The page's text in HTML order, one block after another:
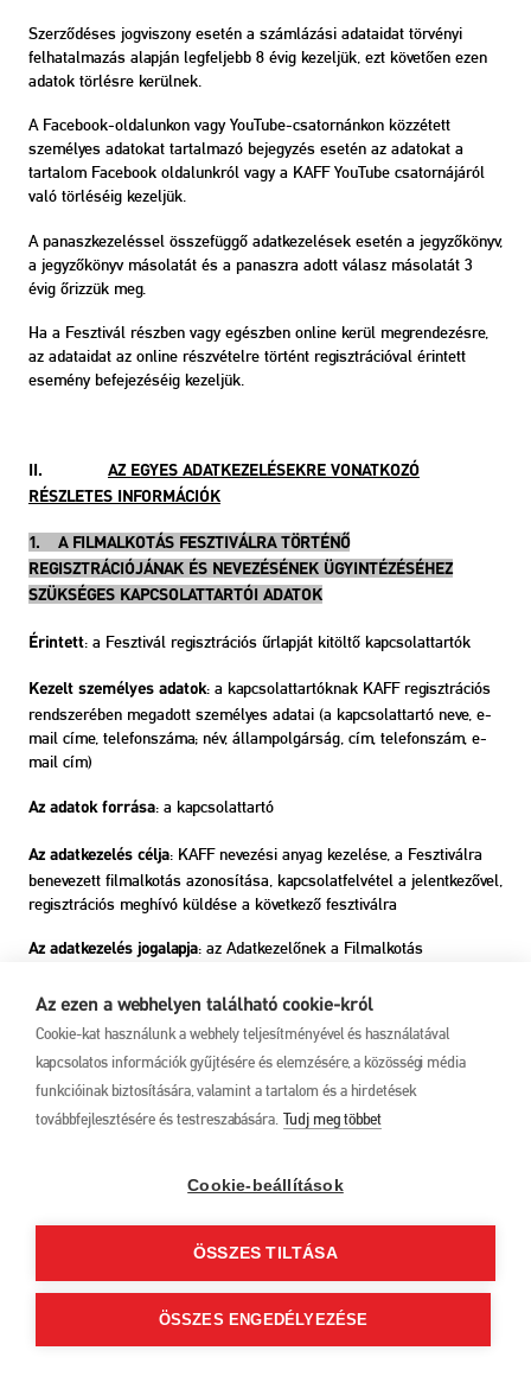
Az ezen a webhelyen található cookie-król
Cookie-kat használunk a webhely teljesítményével és használatával
kapcsolatos információk gyűjtésére és elemzésére, a közösségi média
funkcióinak biztosítására, valamint a tartalom és a hirdetések
továbbfejlesztésére és testreszabására. Tudj meg többet
Cookie-beállítások
ÖSSZES TILTÁSA
ÖSSZES ENGEDÉLYEZÉSE
Szerződéses jogviszony esetén a számlázási adataidat törvényi
felhatalmazás alapján legfeljebb 8 évig kezeljük, ezt követően ezen
adatok törlésre kerülnek.
A Facebook-oldalunkon vagy YouTube-csatornánkon közzétett
személyes adatokat tartalmazó bejegyzés esetén az adatokat a
tartalom Facebook oldalunkról vagy a KAFF YouTube csatornájáról
való törléséig kezeljük.
A panaszkezeléssel összefüggő adatkezelések esetén a jegyzőkönyv,
a jegyzőkönyv másolatát és a panaszra adott válasz másolatát 3
évig őrizzük meg.
Ha a Fesztivál részben vagy egészben online kerül megrendezésre,
az adataidat az online részvételre történt regisztrációval érintett
esemény befejezéséig kezeljük.
II. AZ EGYES ADATKEZELÉSEKRE VONATKOZÓ
RÉSZLETES INFORMÁCIÓK
1. A FILMALKOTÁS FESZTIVÁLRA TÖRTÉNŐ
REGISZTRÁCIÓJÁNAK ÉS NEVEZÉSÉNEK ÜGYINTÉZÉSÉHEZ
SZÜKSÉGES KAPCSOLATTARTÓI ADATOK
Érintett: a Fesztivál regisztrációs űrlapját kitöltő kapcsolattartók
Kezelt személyes adatok: a kapcsolattartóknak KAFF regisztrációs
rendszerében megadott személyes adatai (a kapcsolattartó neve, e-
mail címe, telefonszáma; név, állampolgárság, cím, telefonszám, e-
mail cím)
Az adatok forrása: a kapcsolattartó
Az adatkezelés célja: KAFF nevezési anyag kezelése, a Fesztiválra
benevezett filmalkotás azonosítása, kapcsolatfelvétel a jelentkezővel,
regisztrációs meghívó küldése a következő fesztiválra
Az adatkezelés jogalapja: az Adatkezelőnek a Filmalkotás
történő regisztráció és nevezés sikeres lebonyolítása érdekében
bekezdés f) pontja alapján. (Érdekmérlegelési teszt kérésre
elérhető.)
Az adatkezelés időtartama: a következő Fesztivál regisztrációjának
Az adatkezelés elmaradásának lehetséges következményei
Adattovábbítás: igen, a Fesztivál szervezői és egyéb szakmai